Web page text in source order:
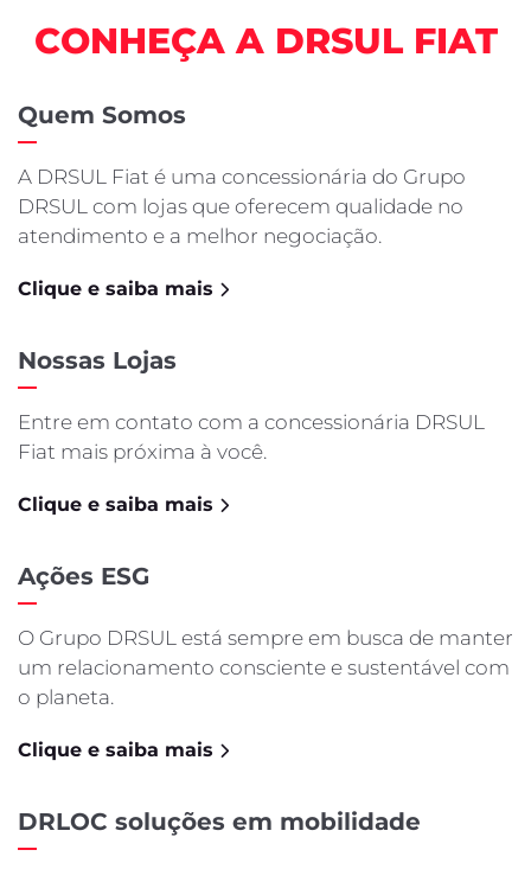
CONHEÇA A DRSUL FIAT
Quem Somos
A DRSUL Fiat é uma concessionária do Grupo
DRSUL com lojas que oferecem qualidade no
atendimento e a melhor negociação.
Clique e saiba mais
Nossas Lojas
Entre em contato com a concessionária DRSUL
Fiat mais próxima à você.
Clique e saiba mais
Ações ESG
O Grupo DRSUL está sempre em busca de manter
um relacionamento consciente e sustentável com
o planeta.
Clique e saiba mais
DRLOC soluções em mobilidade